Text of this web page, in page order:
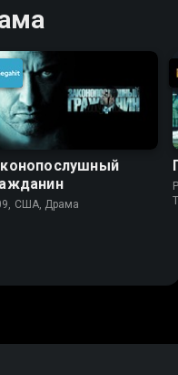
США, Драма